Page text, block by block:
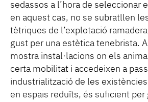
sedassos a l’hora de seleccionar
en aquest cas, no se subratllen
tètriques de l’explotació
gust per una estètica tenebrista.
mostra instal·lacions on els
certa mobilitat i accedeixen a
industrialització de les
en espais reduïts, és suficient per